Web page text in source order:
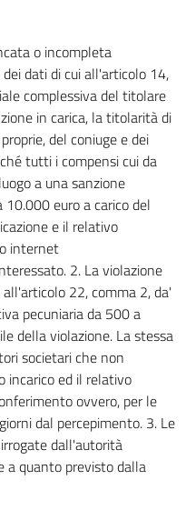
o incompleta
dati di cui all'articolo 14,
complessiva del titolare
in carica, la titolarità di
del coniuge e dei
tutti i compensi cui da
a una sanzione
euro a carico del
e il relativo
internet
2. La violazione
22, comma 2, da'
pecuniaria da 500 a
della violazione. La stessa
societari che non
incarico ed il relativo
ovvero, per le
dal percepimento. 3. Le
dall'autorità
a quanto previsto dalla